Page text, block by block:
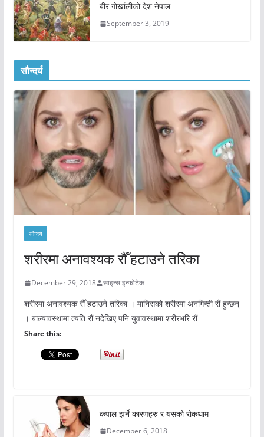
बीर गोर्खालीको देश नेपाल
September 3, 2019
सौन्दर्य
सौन्दर्य
शरीरमा अनावश्यक रौँ हटाउने तरिका
December 29, 2018 साइन्स इन्फोटेक
शरीरमा अनावश्यक रौँ हटाउने तरिका । मानिसको शरीरमा अनगिन्ती रौं हुन्छन्
। बाल्यावस्थामा त्यति रौं नदेखिए पनि युवावस्थामा शरीरभरि रौं
Share this:
कपाल झर्ने कारणहरु र यसको रोकथाम
December 6, 2018